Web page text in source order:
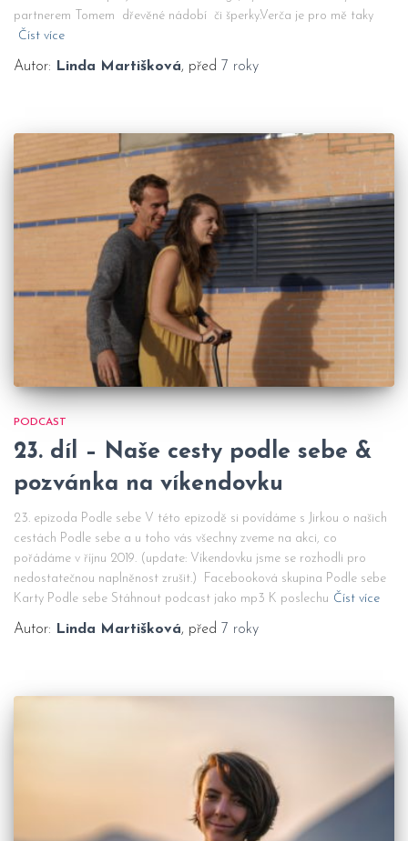
partnerem Tomem dřevěné nádobí či šperky.Verča je pro mě taky
Číst více
Autor: Linda Martišková, před 7 roky
PODCAST
23. díl – Naše cesty podle sebe &
pozvánka na víkendovku
23. epizoda Podle sebe V této epizodě si povídáme s Jirkou o našich
cestách Podle sebe a u toho vás všechny zveme na akci, co
pořádáme v říjnu 2019. (update: Víkendovku jsme se rozhodli pro
nedostatečnou naplněnost zrušit.) Facebooková skupina Podle sebe
Karty Podle sebe Stáhnout podcast jako mp3 K poslechu Číst více
Autor: Linda Martišková, před 7 roky